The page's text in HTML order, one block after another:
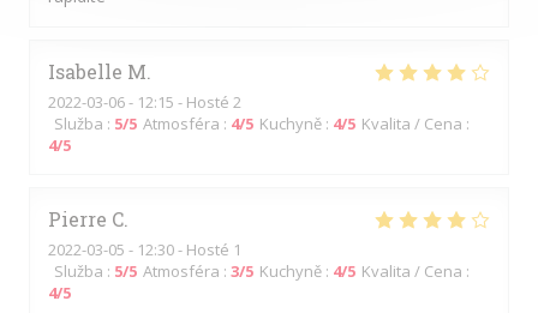
Isabelle M
2022-03-06- 12:15 - Hosté 2
Služba : 5/5 Atmosféra : 4/5 Kuchyně : 4/5 Kvalita / Cena :
4/5
Pierre C
2022-03-05 - 12:30 - Hosté 1
Služba : 5/5 Atmosféra : 3/5 Kuchyně : 4/5 Kvalita / Cena :
4/5